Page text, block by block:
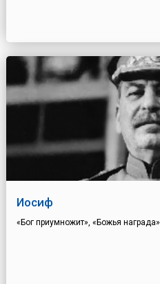
Иосиф
«Бог приумножит», «Божья награда»